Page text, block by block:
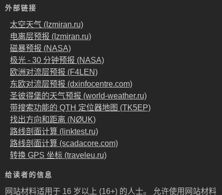
外部链接
太空天气 (Izmiran.ru)
电离层预报 (Izmiran.ru)
磁暴预报 (NASA)
极光 - 30 分钟预报 (NASA)
欧洲对流层预报 (F4LEN)
东欧对流层预报 (dxinfocentre.com)
圣彼得堡的天气预报 (world-weather.ru)
带搜索功能的 QTH 定位器地图 (TK5EP)
找出方向和距离 (NØUK)
路线剖面计算 (linktest.ru)
路线剖面计算 (scadacore.com)
转换 GPS 坐标 (traveleu.ru)
给读者的信息
网站材料适用于 16 岁以上 (16+) 的人士。 允许使用网站材料